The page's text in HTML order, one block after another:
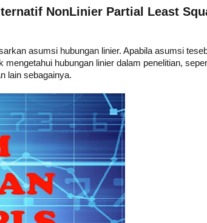
NonLinier Partial Least
asumsi hubungan linier. Apabila asumsi
hubungan linier dalam penelitian,
lain sebagainya.